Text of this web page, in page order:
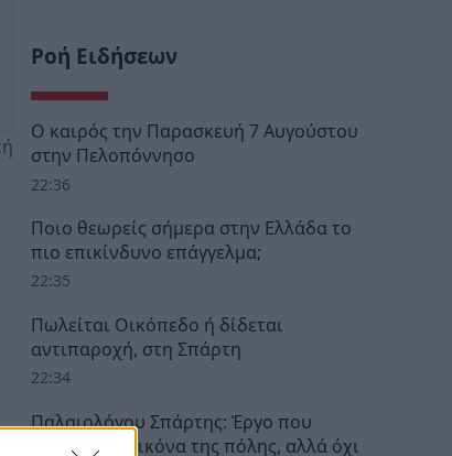
Ροή Ειδήσεων
Ο καιρός την Παρασκευή 7 Αυγούστου
στην Πελοπόννησο
22:36
Ποιο θεωρείς σήμερα στην Ελλάδα το
πιο επικίνδυνο επάγγελμα;
22:35
Πωλείται Οικόπεδο ή δίδεται
αντιπαροχή, στη Σπάρτη
22:34
Παλαιολόγου Σπάρτης: Έργο που
άλλαξε την εικόνα της πόλης, αλλά όχι